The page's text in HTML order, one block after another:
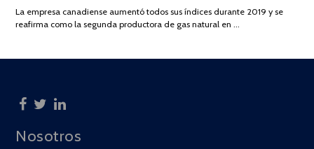
2025
La empresa canadiense aumentó todos sus índices durante 2019 y se
reafirma como la segunda productora de gas natural en …
Nosotros